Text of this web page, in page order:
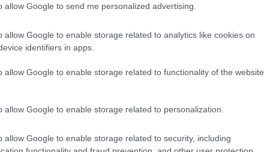
allow Google to send me personalized advertising.
allow Google to enable storage related to analytics like cookies on
identifiers in apps.
allow Google to enable storage related to functionality of the website
allow Google to enable storage related to personalization.
allow Google to enable storage related to security, including
di GalluraOggi.it
news daGoogle News